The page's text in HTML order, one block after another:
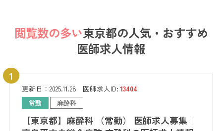
閲覧数の多い東京都の人気・おすすめ
医師求人情報
更新日： 2025.11.28 医師求人ID:13404
常勤 麻酔科
【東京都】麻酔科 （常勤） 医師求人募集｜